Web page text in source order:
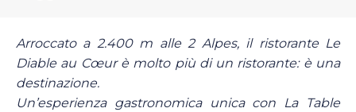
Arroccato a 2.400 m alle 2 Alpes, il ristorante Le
Diable au Cœur è molto più di un ristorante: è una
destinazione.
Un’esperienza gastronomica unica con La Table